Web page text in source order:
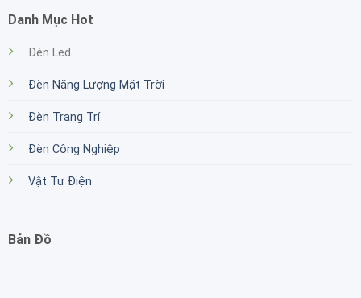
Danh Mục Hot
Đèn Led
Đèn Năng Lượng Mặt Trời
Đèn Trang Trí
Đèn Công Nghiệp
Vật Tư Điện
Bản Đồ